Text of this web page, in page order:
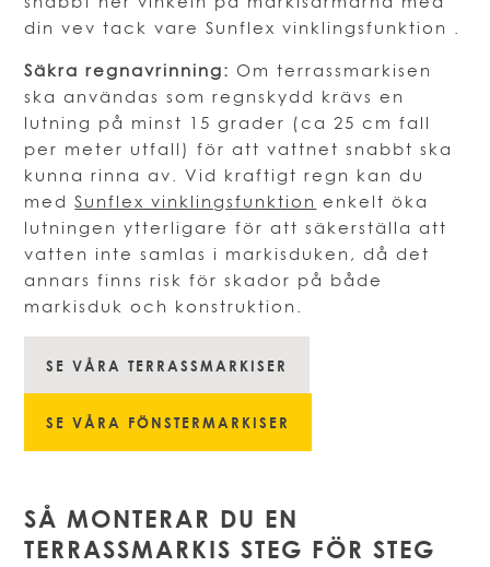
din vev tack vare Sunflex vinklingsfunktion .
Säkra regnavrinning: Om terrassmarkisen
ska användas som regnskydd krävs en
lutning på minst 15 grader (ca 25 cm fall
per meter utfall) för att vattnet snabbt ska
kunna rinna av. Vid kraftigt regn kan du
medSunflex vinklingsfunktion enkelt öka
lutningen ytterligare för att säkerställa att
vatten inte samlas i markisduken, då det
annars finns risk för skador på både
markisduk och konstruktion.
SE VÅRA TERRASSMARKISER
SE VÅRA FÖNSTERMARKISER
SÅ MONTERAR DU EN
TERRASSMARKIS STEG FÖR STEG